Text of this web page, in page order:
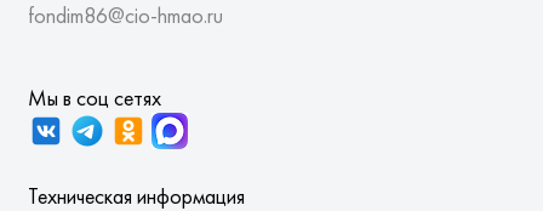
fondim86@cio-hmao.ru
Мы в соц сетях
Техническая информация